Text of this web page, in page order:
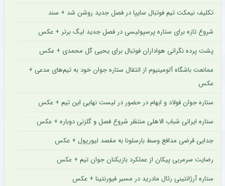
تکلیف نیمکت تیم فوتبال سایپا در فصل جدید روشن شد + سند
شروع تازه برای ستاره پرسپولیسی در فصل جدید لیگ برتر + عکس
پشت پرده نگرانی هواداران فوتبال برای یحیی گل محمدی + عکس
ممانعت باشگاه آلومینیوم از انتقال ستاره جوان خود به تیم‌های مدعی +
عکس
ستاره جوان فولاد و ابهام در حضور در لیست نهایی این تیم + عکس
ستاره ایرانی شباب الاهلی منتظر شروع فصل و گلزنی دوباره + عکس
جدایی قرضی مدافع وسط بارسلونا به مقصد لیورپول + عکس
رضایت سرمربی پیکان از عملکرد بازیکنان جوان تیم + عکس
ستاره آرژانتینی رئال مادرید در مسیر فیورنتینا + عکس